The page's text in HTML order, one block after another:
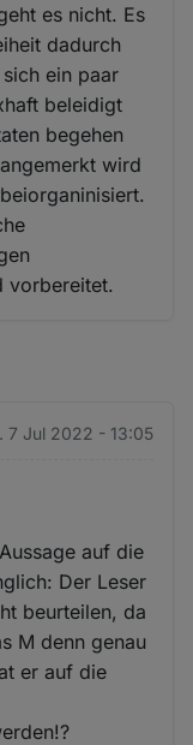
es nicht. Es
dadurch
ein paar
beleidigt
begehen
wird
vorbereitet.
7 Jul 2022 - 13:05
auf die
Der Leser
beurteilen, da
M denn genau
er auf die